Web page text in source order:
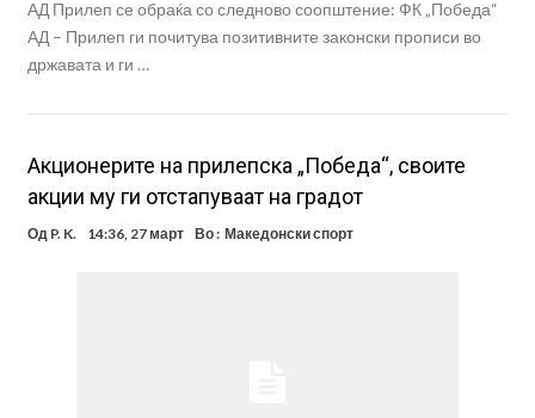
АД Прилеп се обраќа со следново соопштение: ФК „Победа“
АД – Прилеп ги почитува позитивните законски прописи во
државата и ги …
Акционерите на прилепска „Победа“, своите
акции му ги отстапуваат на градот
Од P. K. 14:36, 27 март Во : Македонски спорт